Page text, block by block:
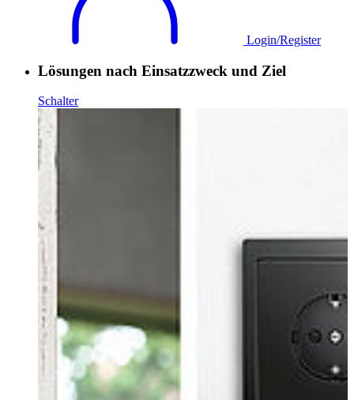
Login/Register
Lösungen nach Einsatzzweck und Ziel
Schalter